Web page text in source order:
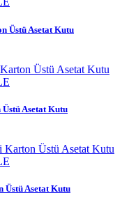
Üstü Asetat Kutu
Asetat Kutu
Üstü Asetat Kutu